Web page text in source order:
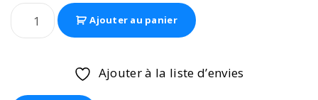
Ajouter au panier
Ajouter à la liste d’envies